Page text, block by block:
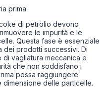
prima
di petrolio devono
le impurità e le
Questa fase è essenziale
dei prodotti successivi. Di
di vagliatura meccanica e
che non soddisfano i
possa raggiungere
delle particelle.